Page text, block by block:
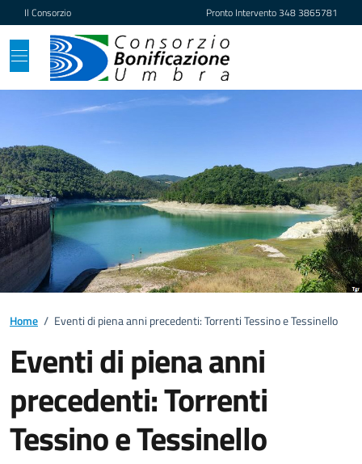
Vai ai contenuti
Vai al footer
Il Consorzio Pronto Intervento348 3865781
Home / Eventi di piena anni precedenti: Torrenti Tessino e Tessinello
Eventi di piena anni
precedenti: Torrenti
Tessino e Tessinello